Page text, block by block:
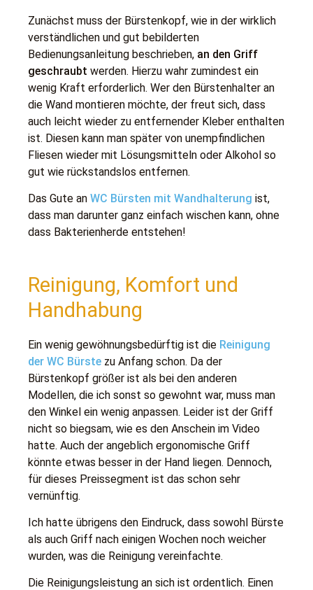
Zunächst muss der Bürstenkopf, wie in der wirklich
verständlichen und gut bebilderten
Bedienungsanleitung beschrieben, an den Griff
geschraubt werden. Hierzu wahr zumindest ein
wenig Kraft erforderlich. Wer den Bürstenhalter an
die Wand montieren möchte, der freut sich, dass
auch leicht wieder zu entfernender Kleber enthalten
ist. Diesen kann man später von unempfindlichen
Fliesen wieder mit Lösungsmitteln oder Alkohol so
gut wie rückstandslos entfernen.
Das Gute an WC Bürsten mit Wandhalterung ist,
dass man darunter ganz einfach wischen kann, ohne
dass Bakterienherde entstehen!
Reinigung, Komfort und
Handhabung
Ein wenig gewöhnungsbedürftig ist die Reinigung
der WC Bürste zu Anfang schon. Da der
Bürstenkopf größer ist als bei den anderen
Modellen, die ich sonst so gewohnt war, muss man
den Winkel ein wenig anpassen. Leider ist der Griff
nicht so biegsam, wie es den Anschein im Video
hatte. Auch der angeblich ergonomische Griff
könnte etwas besser in der Hand liegen. Dennoch,
für dieses Preissegment ist das schon sehr
vernünftig.
Ich hatte übrigens den Eindruck, dass sowohl Bürste
als auch Griff nach einigen Wochen noch weicher
wurden, was die Reinigung vereinfachte.
Die Reinigungsleistung an sich ist ordentlich. Einen